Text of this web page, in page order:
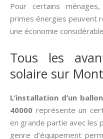
Pour certains
primes énergies peuvent
une économie
Tous les
solaire sur
L’installation d’un
40000 représente un
en grande partie avec les
genre d’équipement